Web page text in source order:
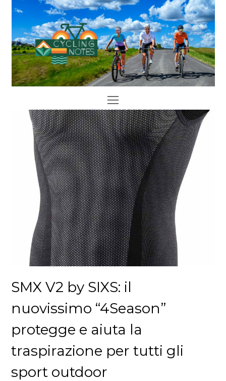
Open
Mobile
Menu
SMX V2 by SIXS: il
nuovissimo “4Season”
protegge e aiuta la
traspirazione per tutti gli
sport outdoor